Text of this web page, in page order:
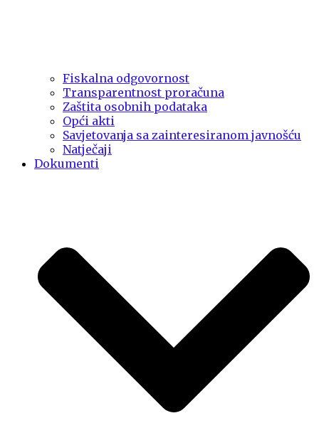
Fiskalna odgovornost
Transparentnost proračuna
Zaštita osobnih podataka
Opći akti
Savjetovanja sa zainteresiranom javnošću
Natječaji
Dokumenti